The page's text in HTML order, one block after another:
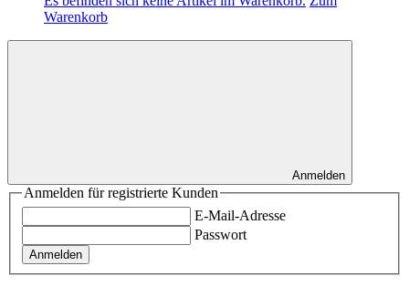
Warenkorb
Anmelden
Anmelden für registrierte Kunden
E-Mail-Adresse
Passwort
Anmelden